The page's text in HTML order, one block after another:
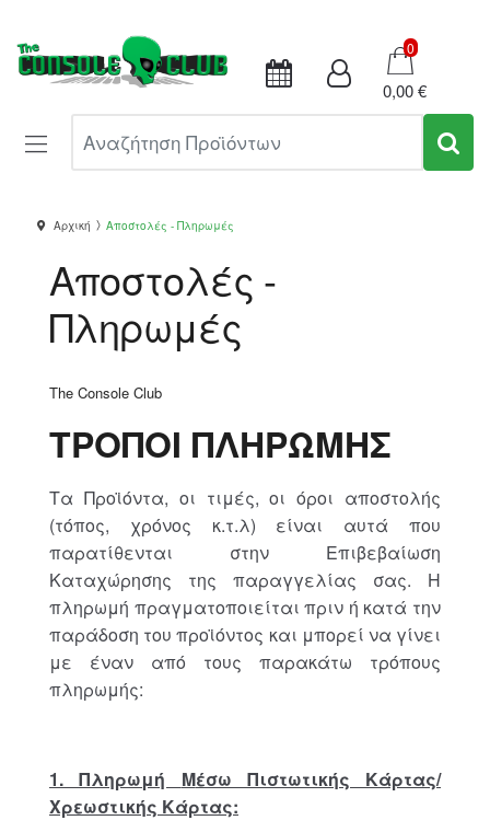
Καλάθι
0
0,00 €
Αρχική Αποστολές - Πληρωμές
Αποστολές -
Πληρωμές
The Console Club
ΤΡΟΠΟΙ ΠΛΗΡΩΜΗΣ
Τα Προϊόντα, οι τιμές, οι όροι αποστολής
(τόπος, χρόνος κ.τ.λ) είναι αυτά που
παρατίθενται στην Επιβεβαίωση
Καταχώρησης της παραγγελίας σας. Η
πληρωμή πραγματοποιείται πριν ή κατά την
παράδοση του προϊόντος και μπορεί να γίνει
με έναν από τους παρακάτω τρόπους
πληρωμής:
1. Πληρωμή Mέσω Πιστωτικής Κάρτας/
Χρεωστικής Κάρτας: